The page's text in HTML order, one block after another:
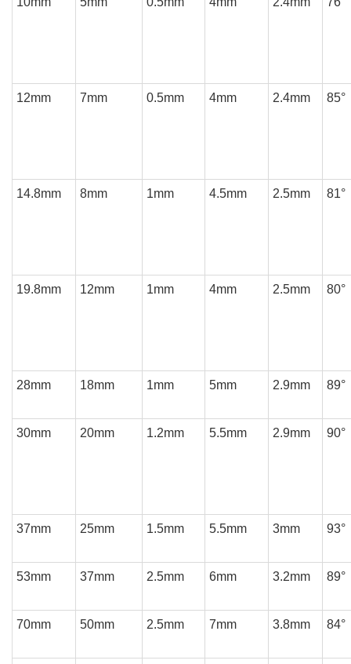
12mm 7mm 0.5mm 4mm 2.4mm 85°
14.8mm 8mm 1mm 4.5mm 2.5mm 81°
19.8mm 12mm 1mm 4mm 2.5mm 80°
28mm 18mm 1mm 5mm 2.9mm 89°
30mm 20mm 1.2mm 5.5mm 2.9mm 90°
37mm 25mm 1.5mm 5.5mm 3mm 93°
53mm 37mm 2.5mm 6mm 3.2mm 89°
70mm 50mm 2.5mm 7mm 3.8mm 84°